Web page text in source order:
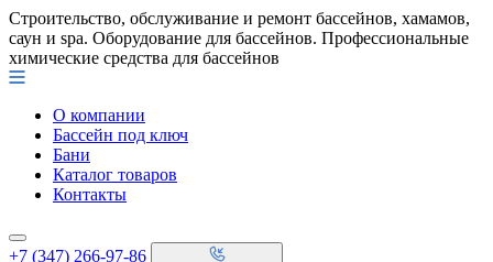
Строительство, обслуживание и ремонт бассейнов, хамамов,
саун и spa. Оборудование для бассейнов. Профессиональные
химические средства для бассейнов
О компании
Бассейн под ключ
Бани
Каталог товаров
Контакты
+7 (347) 266-97-86